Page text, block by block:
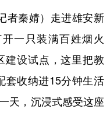
球连线 教育
量子 体育
健康 军事
秦婧）走进雄安新
一只装满百姓烟火
建设试点，这里把教
套收纳进15分钟生活
天，沉浸式感受这座